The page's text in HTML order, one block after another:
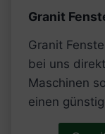
Granit
Granit
bei uns
Maschinen
einen